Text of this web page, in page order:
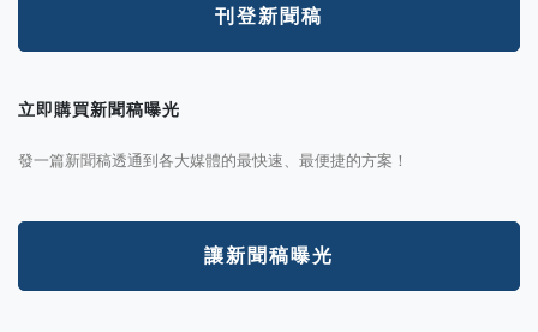
刊登新聞稿
立即購買新聞稿曝光
發一篇新聞稿透通到各大媒體的最快速、最便捷的方案！
讓新聞稿曝光